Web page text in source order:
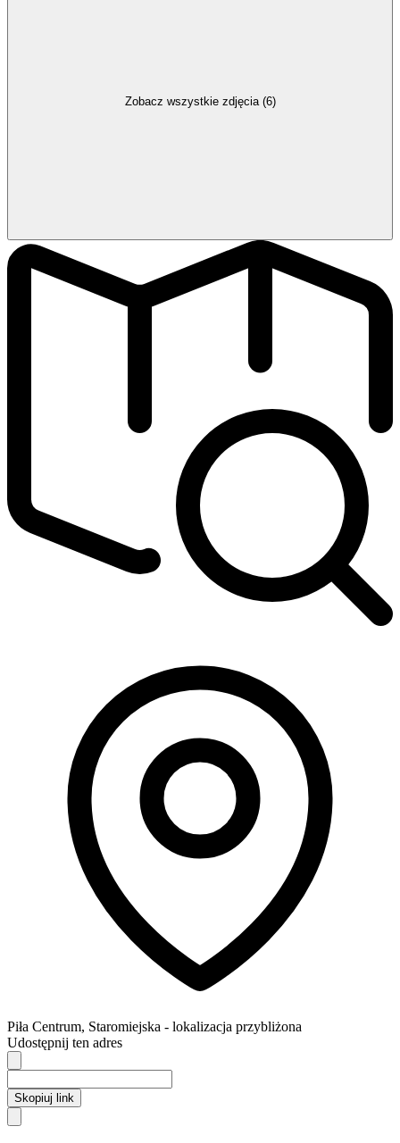
Zobacz wszystkie zdjęcia (6)
Piła Centrum, Staromiejska - lokalizacja przybliżona
Udostępnij ten adres
Skopiuj link